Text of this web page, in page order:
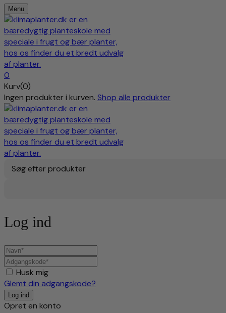
Menu
0
Kurv(0)
Ingen produkter i kurven. Shop alle produkter
Søg efter produkter
Log ind
Husk mig
Glemt din adgangskode?
Opret en konto